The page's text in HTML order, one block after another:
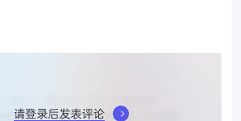
请登录后发表评论